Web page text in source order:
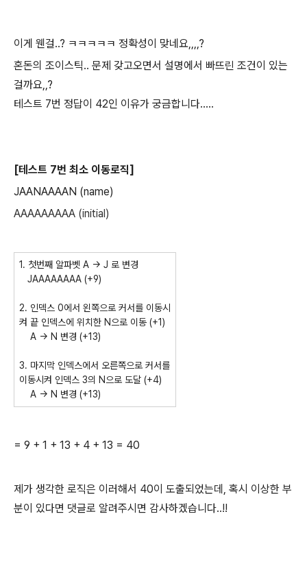
이게 웬걸..? ㅋㅋㅋㅋㅋ 정확성이 맞네요,,,,?
혼돈의 조이스틱.. 문제 갖고오면서 설명에서 빠뜨린 조건이 있는
걸까요,,?
테스트 7번 정답이 42인 이유가 궁금합니다.....
[테스트 7번 최소 이동로직]
JAANAAAAN (name)
AAAAAAAAA (initial)
1. 첫번째 알파벳 A -> J 로 변경
JAAAAAAAA (+9)
2. 인덱스 0에서 왼쪽으로 커서를 이동시
켜 끝 인덱스에 위치한 N으로 이동 (+1)
A -> N 변경 (+13)
3. 마지막 인덱스에서 오른쪽으로 커서를
이동시켜 인덱스 3의 N으로 도달 (+4)
A -> N 변경 (+13)
= 9 + 1 + 13 + 4 + 13 = 40
제가 생각한 로직은 이러해서 40이 도출되었는데, 혹시 이상한 부
분이 있다면 댓글로 알려주시면 감사하겠습니다..!!